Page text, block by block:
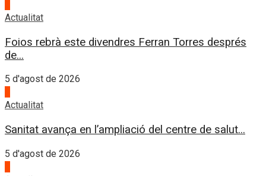
Actualitat
Foios rebrà este divendres Ferran Torres després
de...
5 d'agost de 2026
Actualitat
Sanitat avança en l’ampliació del centre de salut...
5 d'agost de 2026